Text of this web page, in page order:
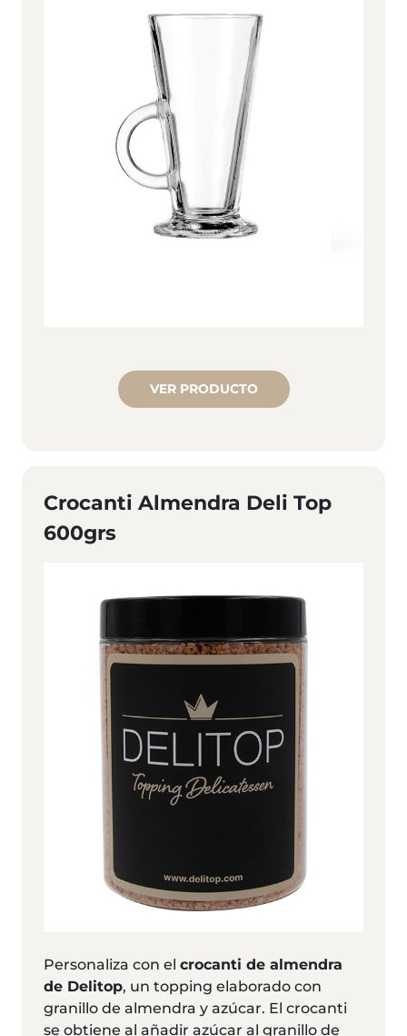
VER PRODUCTO
Crocanti Almendra Deli Top
600grs
Personaliza con el crocanti de almendra
de Delitop, un topping elaborado con
granillo de almendra y azúcar. El crocanti
se obtiene al añadir azúcar al granillo de